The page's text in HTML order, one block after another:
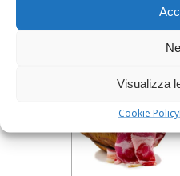
Visualizza
Cookie Policy
AGGIUNGI AL CARRELLO